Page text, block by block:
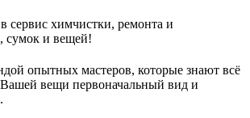
сервис химчистки, ремонта и
сумок и вещей!
опытных мастеров, которые знают всё
Вашей вещи первоначальный вид и